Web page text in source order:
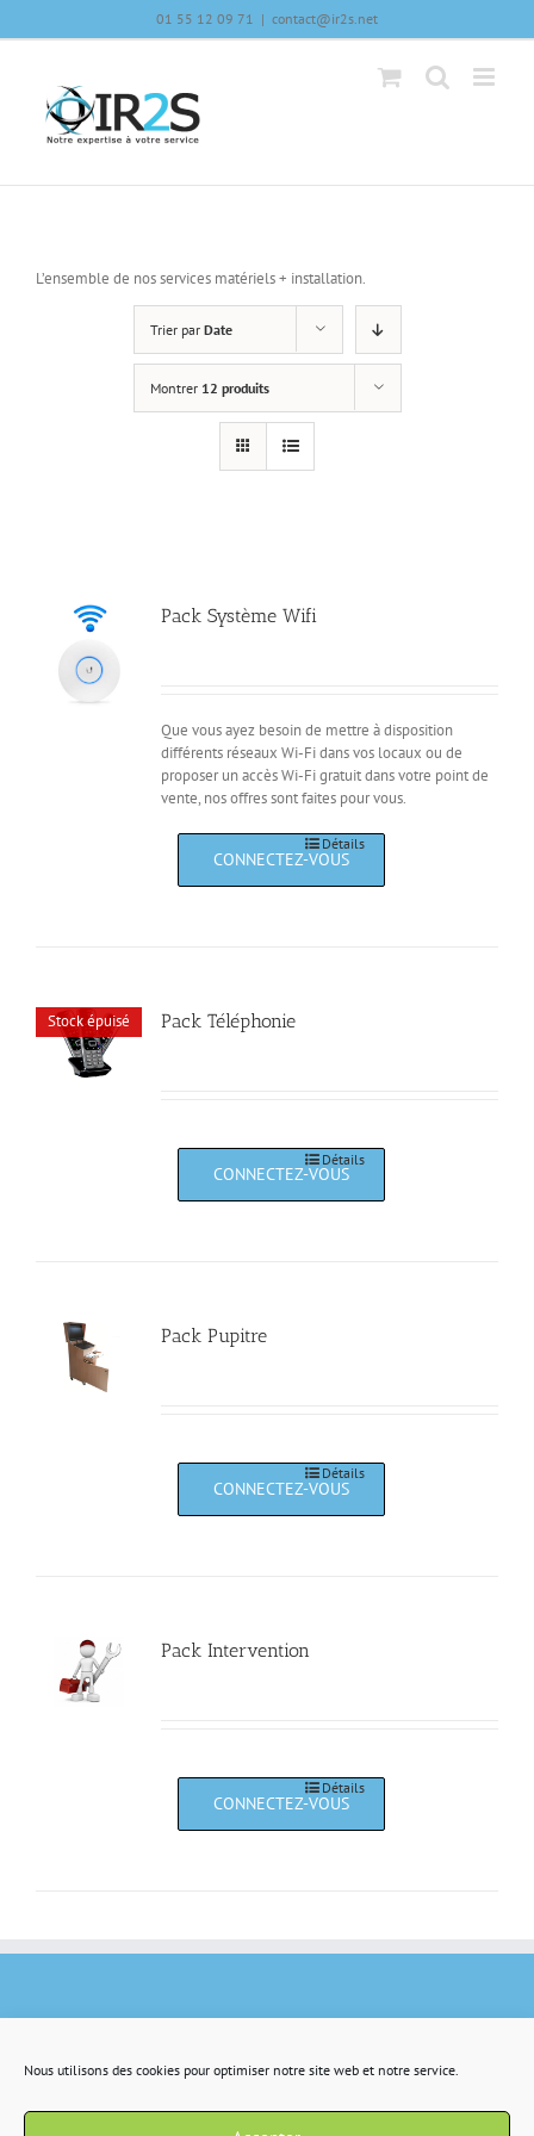
Nous utilisons des cookies pour optimiser notre site web et notre service.
01 55 12 09 71 | contact@ir2s.net
L’ensemble de nos services matériels + installation.
Trier par Date
Montrer 12 produits
Pack Système Wifi
Que vous ayez besoin de mettre à disposition
différents réseaux Wi-Fi dans vos locaux ou de
proposer un accès Wi-Fi gratuit dans votre point de
vente, nos offres sont faites pour vous.
Détails
Stock épuisé Pack Téléphonie
Détails
Pack Pupitre
Détails
Pack Intervention
Détails